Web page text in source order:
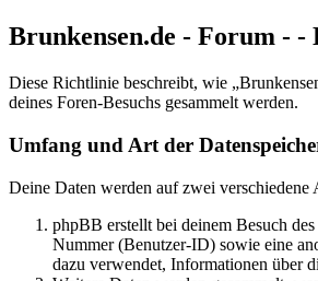
Brunkensen.de - Forum -
Diese Richtlinie beschreibt, wie
deines Foren-Besuchs gesammelt werden.
Umfang und Art der
Deine Daten werden auf zwei verschiedene
phpBB erstellt bei deinem Besuch
Nummer (Benutzer-ID) sowie eine
dazu verwendet, Informationen über